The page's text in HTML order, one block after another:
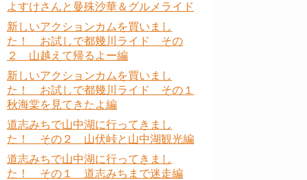
よすけさんと曼殊沙華＆グルメライド
新しいアクションカムを買いまし
た！ お試しで都幾川ライド その
２ 山越えて帰るよー編
新しいアクションカムを買いまし
た！ お試しで都幾川ライド その１
秋海棠を見てきたよ編
道志みちで山中湖に行ってきまし
た！ その２ 山伏峠と山中湖観光編
道志みちで山中湖に行ってきまし
た！ その１ 道志みちまで迷走編